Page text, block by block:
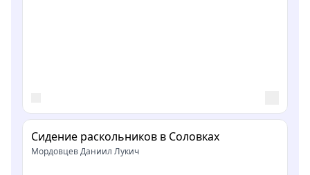
Сидение раскольников в Соловках
Мордовцев Даниил Лукич